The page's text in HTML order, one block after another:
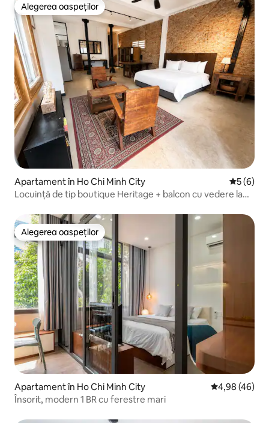
Alegerea oaspeților
Alegerea oaspeților
Apartament în Ho Chi Minh City Scor
5 (6)
Locuință de tip boutique Heritage + balcon cu vedere la
Alegerea oaspeților
Alegerea oaspeților
Apartament în Ho Chi Minh City Scor mediu
4,98 (46)
Însorit, modern 1 BR cu ferestre mari